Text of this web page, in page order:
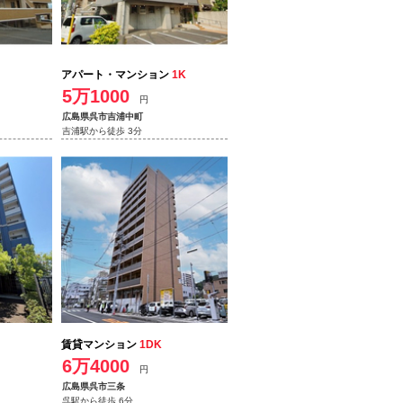
アパート・マンション1K
5万1000
円
広島県呉市吉浦中町
吉浦駅から徒歩 3分
賃貸マンション1DK
6万4000
円
広島県呉市三条
呉駅から徒歩 6分